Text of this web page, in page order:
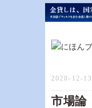
2020-12-13
市場論